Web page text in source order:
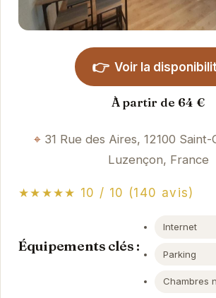
👉 Voir la
À partir de 64 €
31 Rue des Aires, 12100
Luzençon, France
★★★★★ 10 / 10 (140 avis)
Équipements clés :
Internet
Parking
Chambres